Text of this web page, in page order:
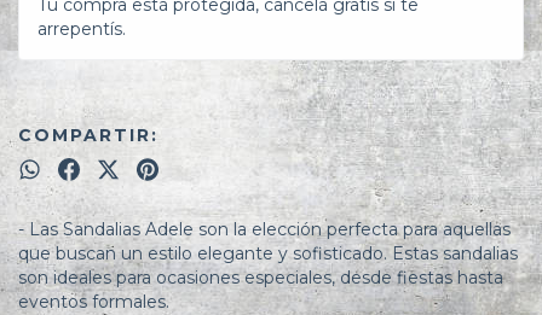
Tu compra está protegida, cancelá gratis si te
arrepentís.
COMPARTIR:
- Las Sandalias Adele son la elección perfecta para aquellas
que buscan un estilo elegante y sofisticado. Estas sandalias
son ideales para ocasiones especiales, desde fiestas hasta
eventos formales.